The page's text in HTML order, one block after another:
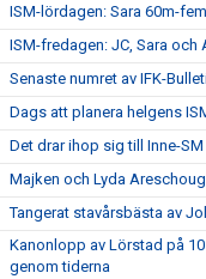
ISM-lördagen: Sara 60m-
ISM-fredagen: JC, Sara
Senaste numret av IFK-
Dags att planera helgens
Det drar ihop sig till Inne-SM
Majken och Lyda
Tangerat stavårsbästa av
Kanonlopp av Lörstad på
genom tiderna